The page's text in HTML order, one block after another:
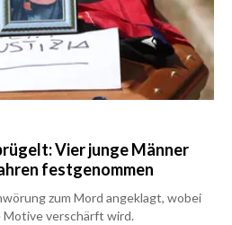
Vier junge Männer
festgenommen
zum Mord angeklagt, wobei
Motive verschärft wird.